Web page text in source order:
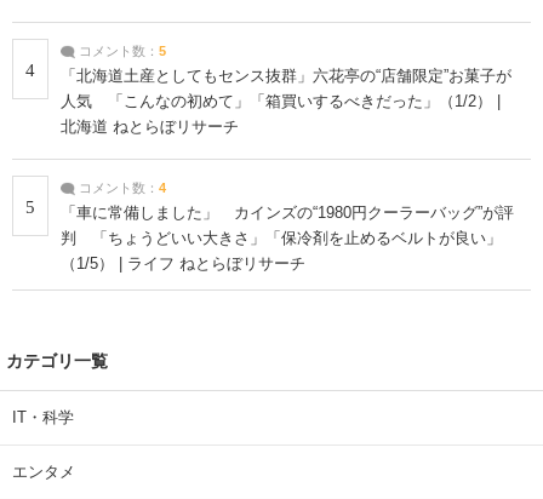
4
コメント数： 5
「北海道土産としてもセンス抜群」六花亭の“店舗限定”お菓子が
人気 「こんなの初めて」「箱買いするべきだった」（1/2） |
北海道 ねとらぼリサーチ
5
コメント数： 4
「車に常備しました」 カインズの“1980円クーラーバッグ”が評
判 「ちょうどいい大きさ」「保冷剤を止めるベルトが良い」
（1/5） | ライフ ねとらぼリサーチ
カテゴリ一覧
IT・科学
エンタメ